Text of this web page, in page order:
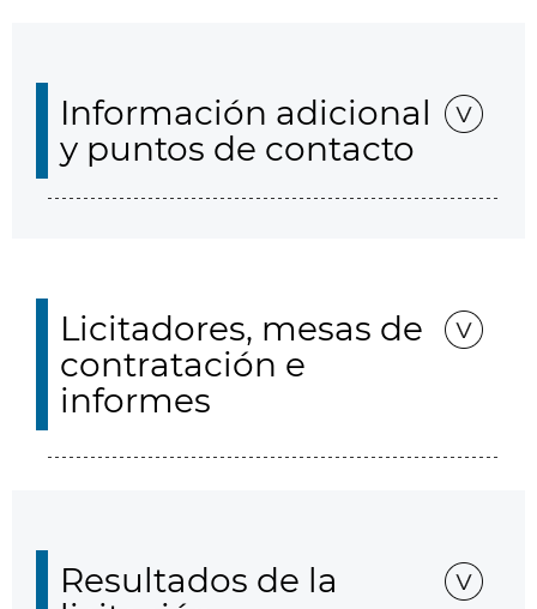
Información adicional
y puntos de contacto
Licitadores, mesas de
contratación e
informes
Resultados de la